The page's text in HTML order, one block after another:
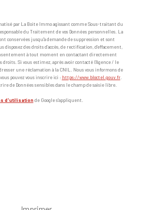
par La Boite Immo agissant comme Sous-traitant du
du Traitement de vos Données personnelles. La
conservées jusqu'à demande de suppression et sont
des droits d’accès, de rectification, d’effacement,
à tout moment en contactant directement
Si vous estimez, après avoir contacté l'Agence / le
une réclamation à la CNIL. Nous vous informons de
pouvez vous inscrire ici : https://www.bloctel.gouv.fr.
de Données sensibles dans le champ de saisie libre.
d'utilisation de Google s'appliquent.